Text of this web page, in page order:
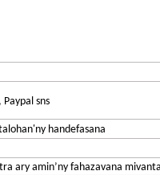
sns
handefasana
ary amin’ny fahazavana